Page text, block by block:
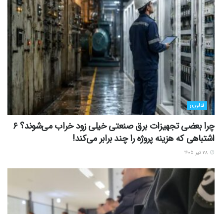
فناوری
چرا بعضی تجهیزات برق صنعتی خیلی زود خراب می‌شوند؟ ۶
اشتباهی که هزینه پروژه را چند برابر می‌کند!